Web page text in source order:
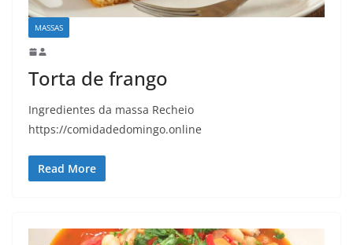
MASSAS
Torta de frango
Ingredientes da massa Recheio
https://comidadedomingo.online
Read More